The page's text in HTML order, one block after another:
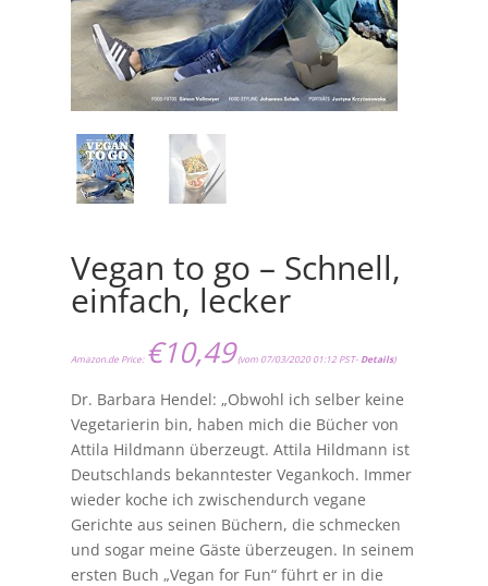
Vegan to go – Schnell,
einfach, lecker
Amazon.de Price: €10,49(vom 07/03/2020 01:12 PST- Details)
Dr. Barbara Hendel: „Obwohl ich selber keine
Vegetarierin bin, haben mich die Bücher von
Attila Hildmann überzeugt. Attila Hildmann ist
Deutschlands bekanntester Vegankoch. Immer
wieder koche ich zwischendurch vegane
Gerichte aus seinen Büchern, die schmecken
und sogar meine Gäste überzeugen. In seinem
ersten Buch „Vegan for Fun“ führt er in die